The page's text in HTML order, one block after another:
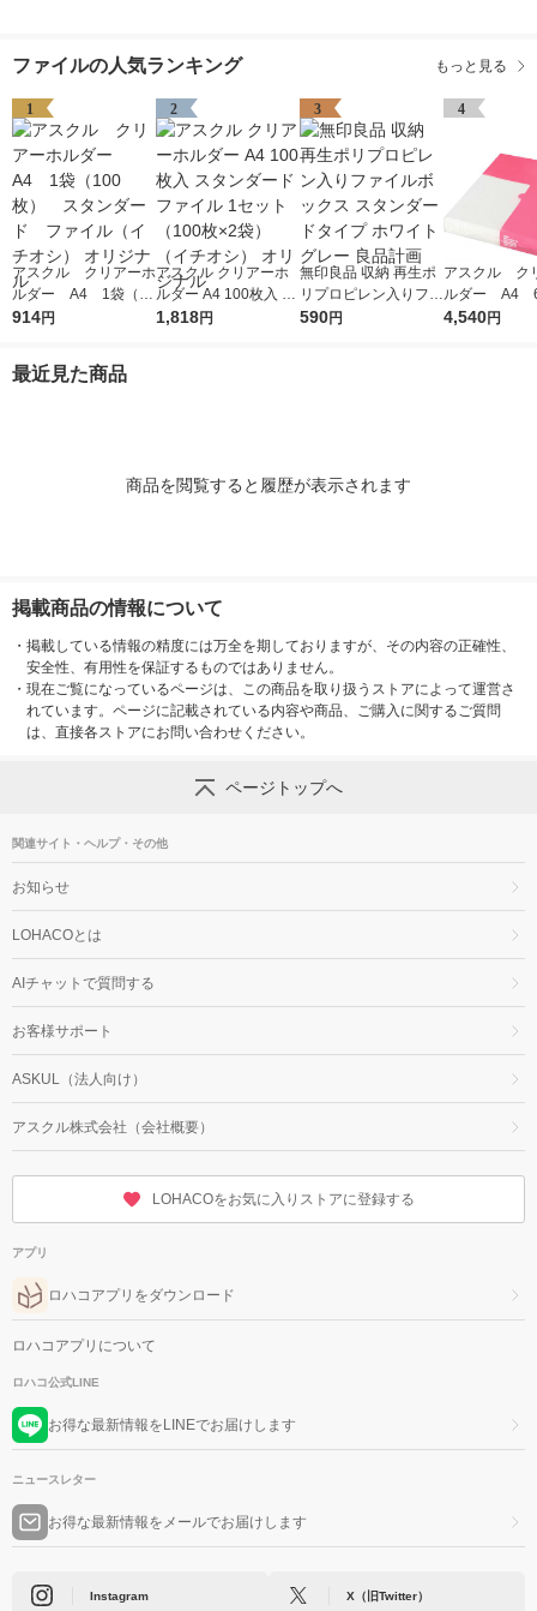
ファイルの人気ランキング もっと見る
1
アスクル クリアーホ
ルダー A4 1袋（10
0枚） スタンダー
914円
2
アスクル クリアーホ
ルダー A4 100枚入 ス
タンダード ファイル
1,818円
3
無印良品 収納 再生ポ
リプロピレン入りファ
イルボックス スタン
590円
4
アスクル ク
ルダー A4
エコノミー
4,540円
最近見た商品
商品を閲覧すると履歴が表示されます
掲載商品の情報について
・ 掲載している情報の精度には万全を期しておりますが、その内容の正確性、
安全性、有用性を保証するものではありません。
・ 現在ご覧になっているページは、この商品を取り扱うストアによって運営さ
れています。ページに記載されている内容や商品、ご購入に関するご質問
は、直接各ストアにお問い合わせください。
ページトップへ
関連サイト・ヘルプ・その他
お知らせ
LOHACOとは
AIチャットで質問する
お客様サポート
ASKUL（法人向け）
アスクル株式会社（会社概要）
LOHACOをお気に入りストアに登録する
アプリ
ロハコアプリをダウンロード
ロハコアプリについて
ロハコ公式LINE
お得な最新情報をLINEでお届けします
ニュースレター
お得な最新情報をメールでお届けします
Instagram X（旧Twitter）